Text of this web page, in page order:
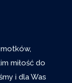
miłość do
i dla Was